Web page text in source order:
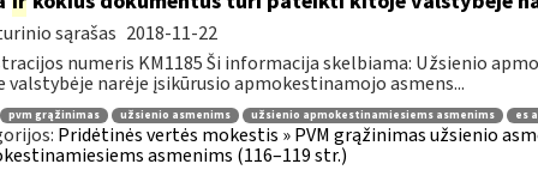
sąrašas 2018-11-22
numeris KM1185 Ši informacija skelbiama: Užsienio
valstybėje narėje įsikūrusio apmokestinamojo asmens...
pvm grąžinimas užsienio asmenims užsienio apmokestinamiesiems asmenims es
Pridėtinės vertės mokestis » PVM grąžinimas užsienio
asmenims (116–119 str.)